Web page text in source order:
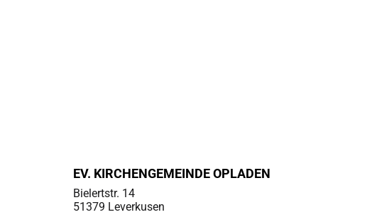
EV. KIRCHENGEMEINDE OPLADEN
Bielertstr. 14
51379 Leverkusen